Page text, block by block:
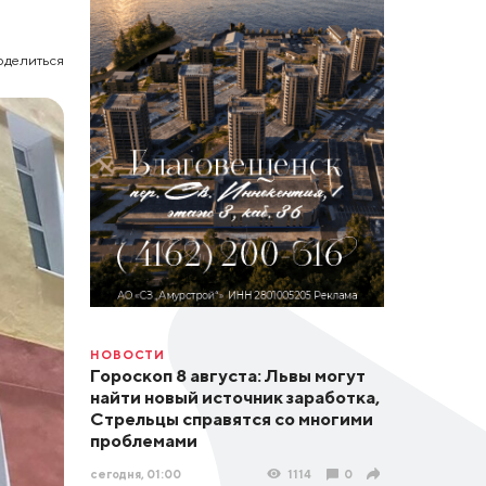
НОВОСТИ
Гороскоп 8 августа: Львы могут
найти новый источник заработка,
Стрельцы справятся со многими
проблемами
сегодня, 01:00 1114 0